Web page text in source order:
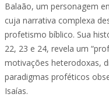
Balaão, um personagem
cuja narrativa complexa
profetismo bíblico. Sua
22, 23 e 24, revela um
motivações heterodoxas,
paradigmas proféticos
Isaías.